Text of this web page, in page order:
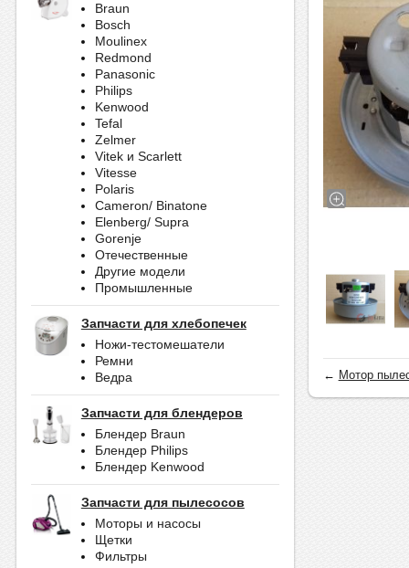
Braun
Bosch
Moulinex
Redmond
Panasonic
Philips
Kenwood
Tefal
Zelmer
Vitek и Scarlett
Vitesse
Polaris
Cameron/ Binatone
Elenberg/ Supra
Gorenje
Отечественные
Другие модели
Промышленные
Запчасти для хлебопечек
Ножи-тестомешатели
Ремни
Ведра
Запчасти для блендеров
Блендер Braun
Блендер Philips
Блендер Kenwood
Запчасти для пылесосов
Моторы и насосы
Щетки
Фильтры
← Мотор